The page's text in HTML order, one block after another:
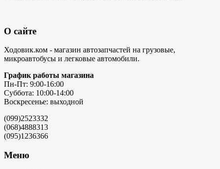
О сайте
Ходовик.ком - магазин автозапчастей на грузовые,
микроавтобусы и легковые автомобили.
График работы магазина
Пн-Пт: 9:00-16:00
Суббота: 10:00-14:00
Воскресенье: выходной
(099)2523332
(068)4888313
(095)1236366
Меню